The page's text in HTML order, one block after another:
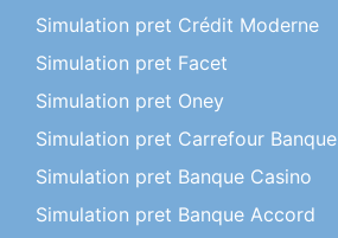
Simulation pret Crédit Moderne
Simulation pret Facet
Simulation pret Oney
Simulation pret Carrefour Banque
Simulation pret Banque Casino
Simulation pret Banque Accord